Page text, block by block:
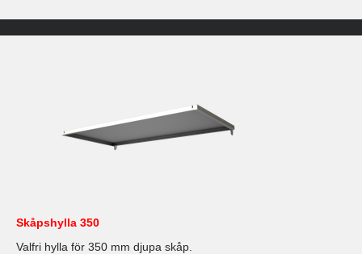
Skåpshylla 350
Valfri hylla för 350 mm djupa skåp.